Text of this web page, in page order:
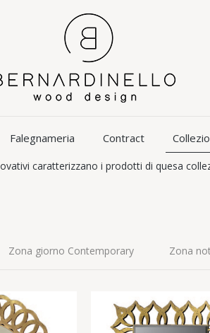
Falegnameria Contract
caratterizzano i prodotti di quesa
Zona giorno Contemporary Zona